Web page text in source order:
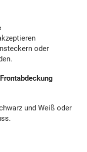
oder
und Weiß oder